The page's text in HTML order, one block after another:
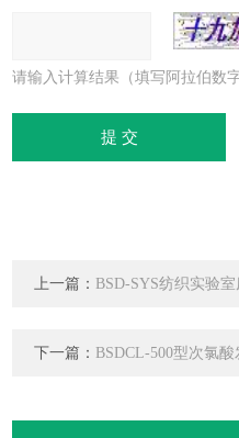
请输入计算结果（填写阿拉伯数
上一篇： BSD-SYS纺织实验
下一篇： BSDCL-500型次氯酸